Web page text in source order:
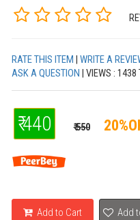
RATE THIS ITEM
WRITE A
ASK A QUESTION
| VIEWS : 1438
₹ 440 ₹ 550
Add to Cart Add